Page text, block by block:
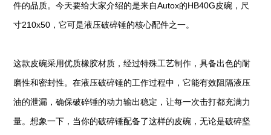
件的品质。今天要给大家介绍的是来自Autox的HB40G皮碗，尺
寸210x50，它可是液压破碎锤的核心配件之一。
这款皮碗采用优质橡胶材质，经过特殊工艺制作，具备出色的耐
磨性和密封性。在液压破碎锤的工作过程中，它能有效阻隔液压
油的泄漏，确保破碎锤的动力输出稳定，让每一次击打都充满力
量。想象一下，当你的破碎锤配备了这样的皮碗，无论是破碎坚